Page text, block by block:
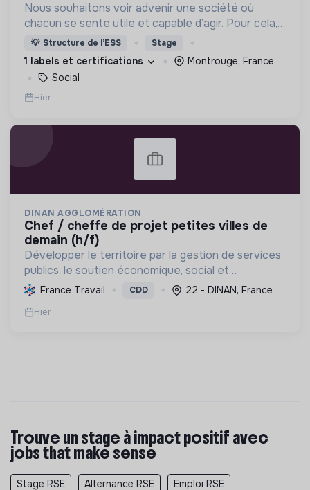
Nous souhaitons voir advenir une société où
chacun se sente utile et capable d’agir. Pour cela,
nous proposons des moyens et des lieux
d’engagement innovants et adaptés à tous.
💡 Structure de l’ESS Stage
1 labels et certifications
Montrouge, France
Social
Hier
DINAN AGGLOMÉRATION
chef / cheffe de projet petites villes de
demain (h/f)
Développer le territoire par la gestion de services
publics, le soutien économique, social et
écologique, et la revitalisation des villes pour une
meilleure qualité de vie et un avenir durable.
France Travail CDD 22 - DINAN, France
Hier
Trouve un stage à impact positif avec
jobs that make sense
Stage RSE Alternance RSE Emploi RSE